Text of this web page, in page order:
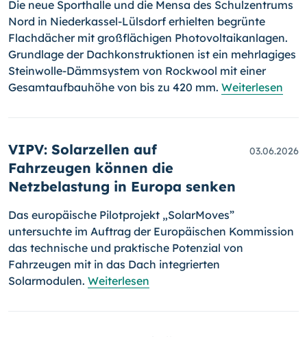
Die neue Sporthalle und die Mensa des Schulzentrums
Nord in Niederkassel-Lülsdorf erhielten begrünte
Flachdächer mit großflächigen Photovoltaikanlagen.
Grundlage der Dachkonstruktionen ist ein mehrlagiges
Steinwolle-Dämmsystem von Rockwool mit einer
Gesamtaufbauhöhe von bis zu 420 mm. Weiterlesen
VIPV: Solarzellen auf
Fahrzeugen können die
Netzbelastung in Europa senken
03.06.2026
Das europäische Pilotprojekt „SolarMoves”
untersuchte im Auftrag der Europäischen Kommission
das technische und praktische Potenzial von
Fahrzeugen mit in das Dach integrierten
Solarmodulen. Weiterlesen